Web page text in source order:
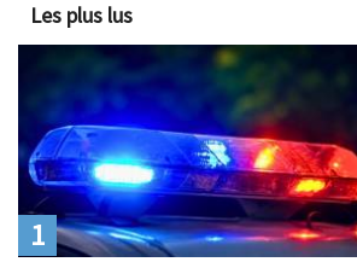
Les plus lus
1